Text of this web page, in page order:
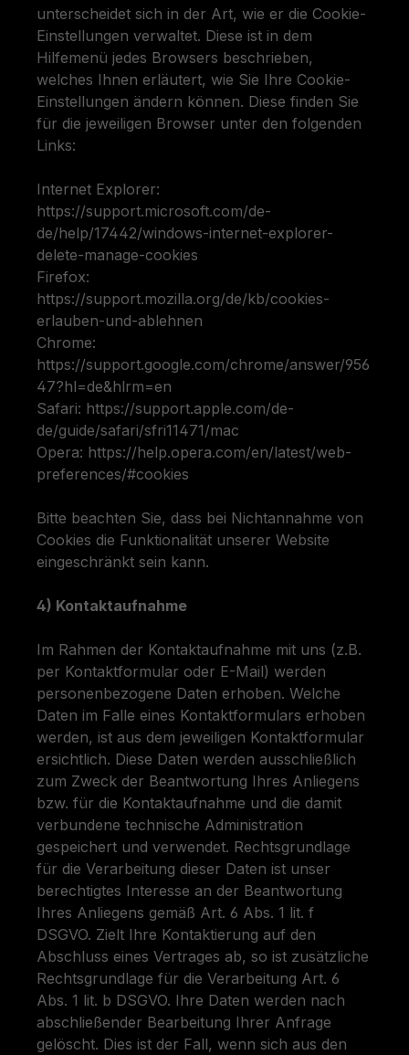
unterscheidet sich in der Art, wie er die Cookie-
Einstellungen verwaltet. Diese ist in dem
Hilfemenü jedes Browsers beschrieben,
welches Ihnen erläutert, wie Sie Ihre Cookie-
Einstellungen ändern können. Diese finden Sie
für die jeweiligen Browser unter den folgenden
Links:
Internet Explorer:
https://support.microsoft.com/de-
de/help/17442/windows-internet-explorer-
delete-manage-cookies
Firefox:
https://support.mozilla.org/de/kb/cookies-
erlauben-und-ablehnen
Chrome:
https://support.google.com/chrome/answer/956
47?hl=de&hlrm=en
Safari: https://support.apple.com/de-
de/guide/safari/sfri11471/mac
Opera: https://help.opera.com/en/latest/web-
preferences/#cookies
Bitte beachten Sie, dass bei Nichtannahme von
Cookies die Funktionalität unserer Website
eingeschränkt sein kann.
4) Kontaktaufnahme
Im Rahmen der Kontaktaufnahme mit uns (z.B.
per Kontaktformular oder E-Mail) werden
personenbezogene Daten erhoben. Welche
Daten im Falle eines Kontaktformulars erhoben
werden, ist aus dem jeweiligen Kontaktformular
ersichtlich. Diese Daten werden ausschließlich
zum Zweck der Beantwortung Ihres Anliegens
bzw. für die Kontaktaufnahme und die damit
verbundene technische Administration
gespeichert und verwendet. Rechtsgrundlage
für die Verarbeitung dieser Daten ist unser
berechtigtes Interesse an der Beantwortung
Ihres Anliegens gemäß Art. 6 Abs. 1 lit. f
DSGVO. Zielt Ihre Kontaktierung auf den
Abschluss eines Vertrages ab, so ist zusätzliche
Rechtsgrundlage für die Verarbeitung Art. 6
Abs. 1 lit. b DSGVO. Ihre Daten werden nach
abschließender Bearbeitung Ihrer Anfrage
gelöscht. Dies ist der Fall, wenn sich aus den